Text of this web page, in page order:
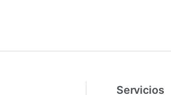
Servicios